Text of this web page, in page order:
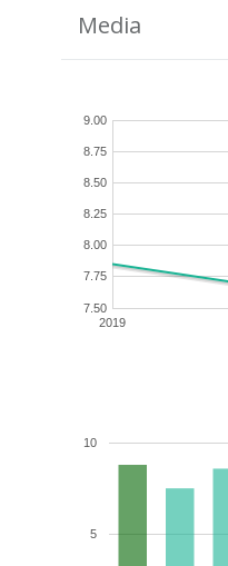
Media
2019
7.50
7.75
8.00
8.25
8.50
8.75
9.00
5
10